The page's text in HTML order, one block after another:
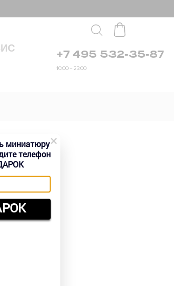
+7 495 532-35-87
10:00 – 23:00
×
миниатюру
телефон